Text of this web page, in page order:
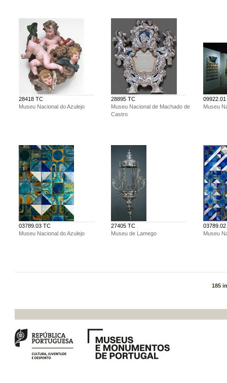
28418 TC
Museu Nacional do Azulejo
28895 TC
Museu Nacional de Machado de
Castro
Museu
03789.03 TC
Museu Nacional do Azulejo
27405 TC
Museu de Lamego
Museu
185